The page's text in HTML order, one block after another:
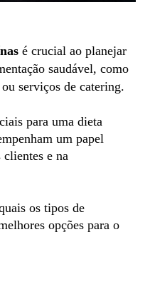
é crucial ao planejar
saudável, como
serviços de catering.
para uma dieta
um papel
e na
os tipos de
opções para o